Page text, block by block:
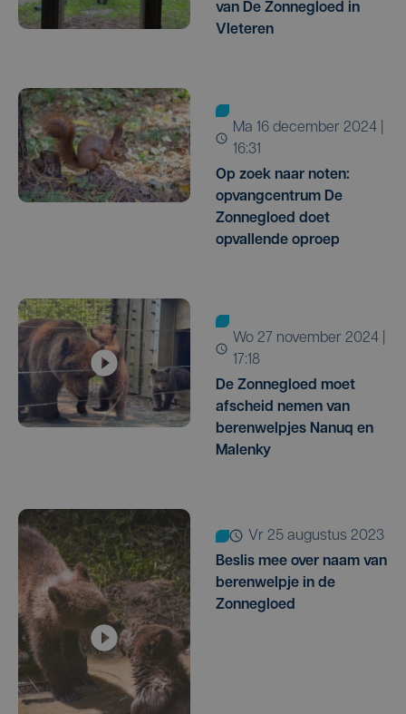
van De Zonnegloed in
Vleteren
ma 16 december 2024 |
16:31
Op zoek naar noten:
opvangcentrum De
Zonnegloed doet
opvallende oproep
wo 27 november 2024 |
17:18
De Zonnegloed moet
afscheid nemen van
berenwelpjes Nanuq en
Malenky
vr 25 augustus 2023
Beslis mee over naam van
berenwelpje in de
Zonnegloed